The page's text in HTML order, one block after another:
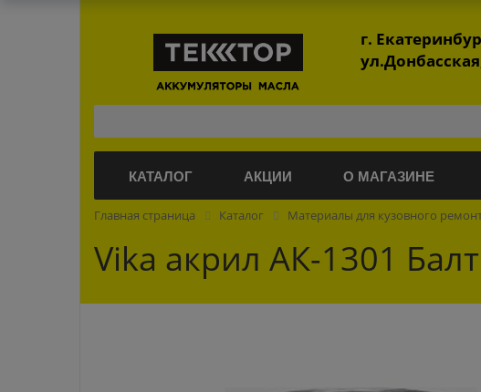
г.
КАТАЛОГ АКЦИИ О МАГАЗИНЕ
Главная страница Каталог Материалы для кузовного
Vika акрил АК-1301